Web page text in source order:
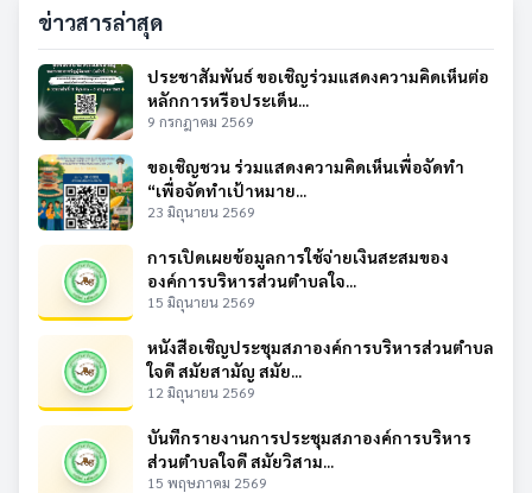
ข่าวสารล่าสุด
ประชาสัมพันธ์ ขอเชิญร่วมแสดงความคิดเห็นต่อ
หลักการหรือประเด็น...
9 กรกฎาคม 2569
ขอเชิญชวน ร่วมแสดงความคิดเห็นเพื่อจัดทำ
“เพื่อจัดทำเป้าหมาย...
23 มิถุนายน 2569
การเปิดเผยข้อมูลการใช้จ่ายเงินสะสมของ
องค์การบริหารส่วนตำบลใจ...
15 มิถุนายน 2569
หนังสือเชิญประชุมสภาองค์การบริหารส่วนตำบล
ใจดี สมัยสามัญ สมัย...
12 มิถุนายน 2569
บันทึกรายงานการประชุมสภาองค์การบริหาร
ส่วนตำบลใจดี สมัยวิสาม...
15 พฤษภาคม 2569